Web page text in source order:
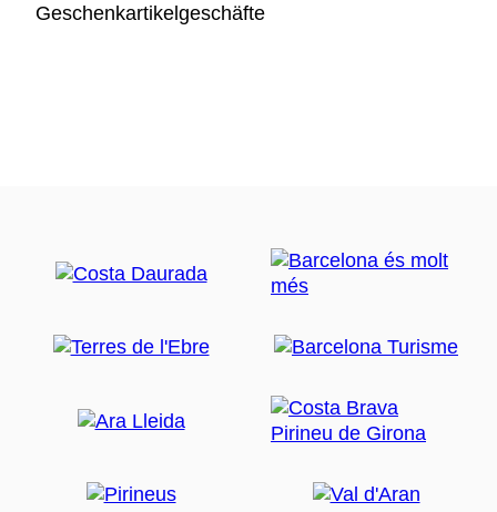
Geschenkartikelgeschäfte